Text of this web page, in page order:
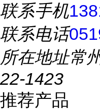
联系手机
联系电话
所在地址常
22-1423
推荐产品